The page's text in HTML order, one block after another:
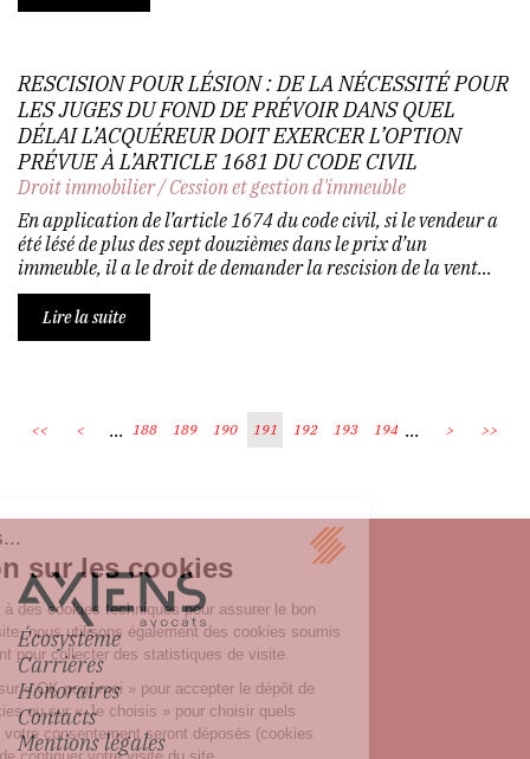
RESCISION POUR LÉSION : DE LA NÉCESSITÉ POUR
LES JUGES DU FOND DE PRÉVOIR DANS QUEL
DÉLAI L’ACQUÉREUR DOIT EXERCER L’OPTION
PRÉVUE À L’ARTICLE 1681 DU CODE CIVIL
Droit immobilier/Cession et gestion d'immeuble
En application de l’article 1674 du code civil, si le vendeur a
été lésé de plus des sept douzièmes dans le prix d’un
immeuble, il a le droit de demander la rescision de la vent...
Lire la suite
<< < ... 188 189 190 191 192 193 194 ... > >>
Écosystème
Carrières
Honoraires
Contacts
Mentions légales